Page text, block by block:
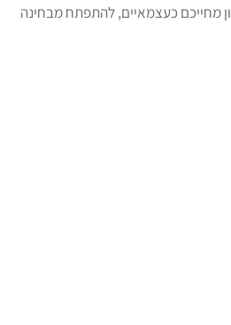
מחייכם כעצמאיים, להתפתח מבחינה